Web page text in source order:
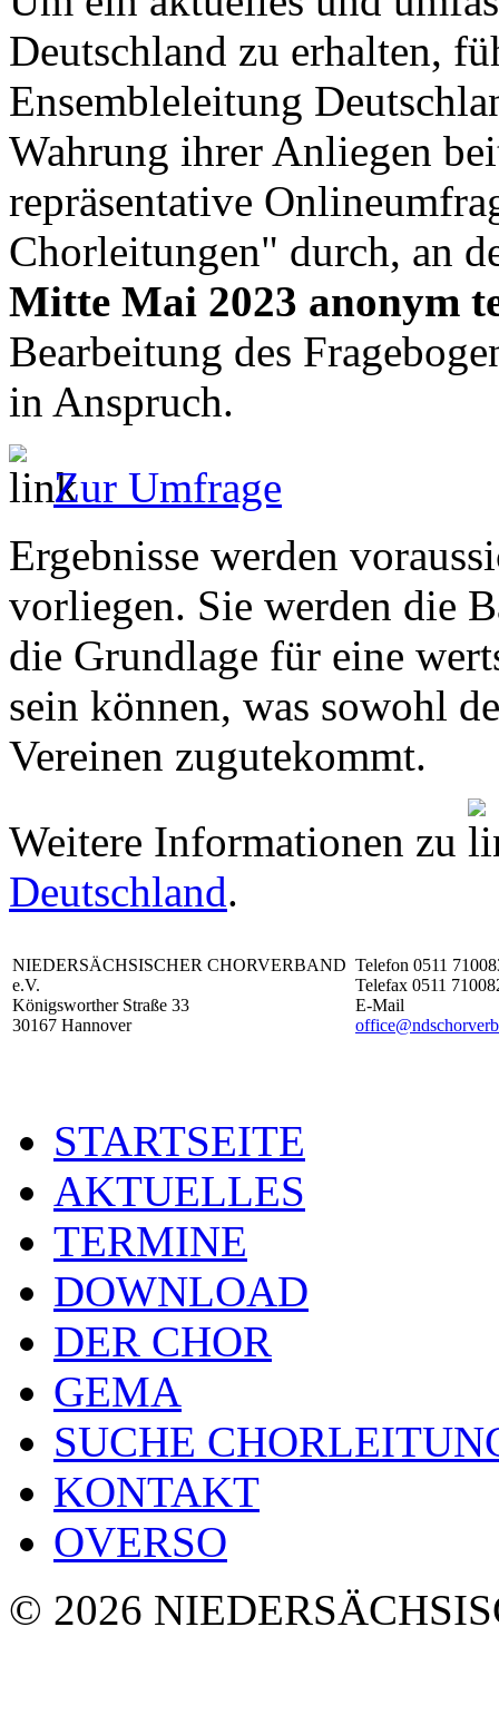
Deutschland zu erhalten,
Ensembleleitung
Wahrung ihrer Anliegen
repräsentative
Chorleitungen" durch, an
Mitte Mai 2023 anonym
Bearbeitung des
in Anspruch.
Zur Umfrage
Ergebnisse werden
vorliegen. Sie werden die
die Grundlage für eine
sein können, was sowohl
Vereinen zugutekommt.
Weitere Informationen zu
Deutschland.
NIEDERSÄCHSISCHER CHORVERBAND
e.V.
Königsworther Straße 33
30167 Hannover
Telefon 0511
Telefax 0511
E-Mail
STARTSEITE
AKTUELLES
TERMINE
DOWNLOAD
DER CHOR
GEMA
SUCHE
KONTAKT
OVERSO
© 2026